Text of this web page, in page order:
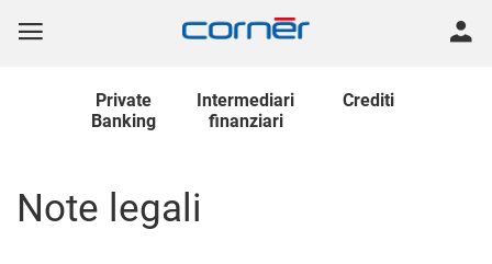
Private
Banking
Intermediari
finanziari
Crediti
Note legali